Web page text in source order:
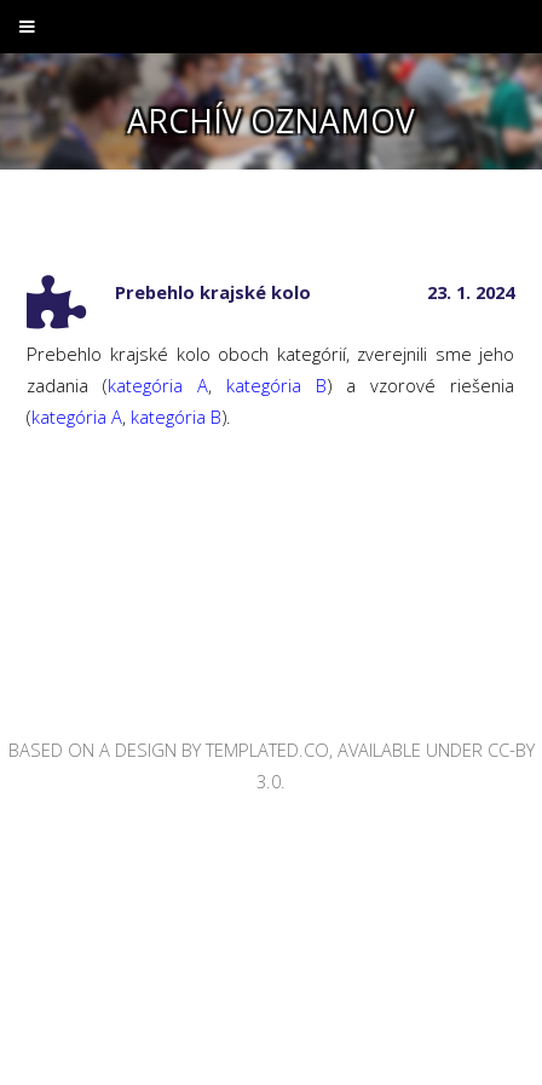
ARCHÍV OZNAMOV
Prebehlo krajské kolo 23. 1. 2024
Prebehlo krajské kolo oboch kategórií, zverejnili sme jeho
zadania (kategória A, kategória B) a vzorové riešenia
(kategória A, kategória B).
BASED ON A DESIGN BY TEMPLATED.CO, AVAILABLE UNDER CC-BY
3.0.